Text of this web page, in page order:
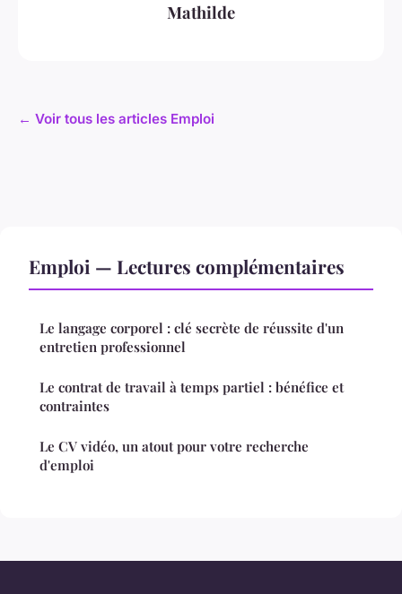
Mathilde
← Voir tous les articles Emploi
Emploi — Lectures complémentaires
Le langage corporel : clé secrète de réussite d'un
entretien professionnel
Le contrat de travail à temps partiel : bénéfice et
contraintes
Le CV vidéo, un atout pour votre recherche
d'emploi